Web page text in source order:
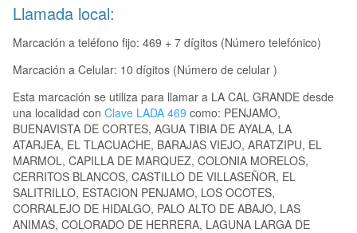
Llamada local:
Marcación a teléfono fijo: 469 + 7 dígitos (Número telefónico)
Marcación a Celular: 10 dígitos (Número de celular )
Esta marcación se utiliza para llamar a LA CAL GRANDE desde
una localidad con Clave LADA 469 como: PENJAMO,
BUENAVISTA DE CORTES, AGUA TIBIA DE AYALA, LA
ATARJEA, EL TLACUACHE, BARAJAS VIEJO, ARATZIPU, EL
MARMOL, CAPILLA DE MARQUEZ, COLONIA MORELOS,
CERRITOS BLANCOS, CASTILLO DE VILLASEÑOR, EL
SALITRILLO, ESTACION PENJAMO, LOS OCOTES,
CORRALEJO DE HIDALGO, PALO ALTO DE ABAJO, LAS
ANIMAS, COLORADO DE HERRERA, LAGUNA LARGA DE